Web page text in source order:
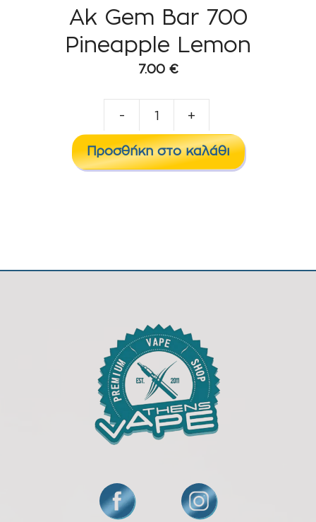
Ak Gem Bar 700
Pineapple Lemon
7.00 €
-
Gem
+
Προσθήκη στο καλάθι